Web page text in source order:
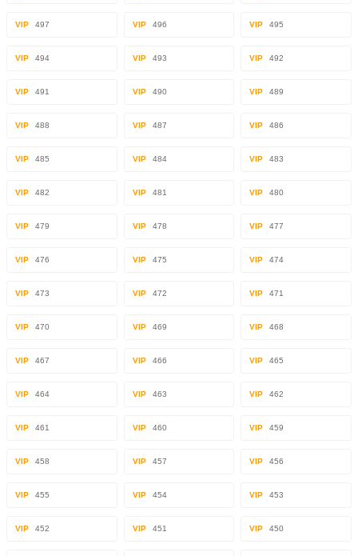
VIP 497 VIP 496 VIP 495
VIP 494 VIP 493 VIP 492
VIP 491 VIP 490 VIP 489
VIP 488 VIP 487 VIP 486
VIP 485 VIP 484 VIP 483
VIP 482 VIP 481 VIP 480
VIP 479 VIP 478 VIP 477
VIP 476 VIP 475 VIP 474
VIP 473 VIP 472 VIP 471
VIP 470 VIP 469 VIP 468
VIP 467 VIP 466 VIP 465
VIP 464 VIP 463 VIP 462
VIP 461 VIP 460 VIP 459
VIP 458 VIP 457 VIP 456
VIP 455 VIP 454 VIP 453
VIP 452 VIP 451 VIP 450